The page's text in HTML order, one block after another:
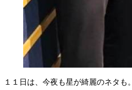
１１日は、今夜も星が綺麗のネタも。